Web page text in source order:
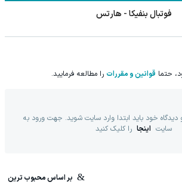
فوتبال بنفیکا - هارتس
حتما قوانین و مقررات را مطالعه فرمایید.
خود باید ابتدا وارد سایت شوید. جهت ورود به
سایت اینجا را کلیک کنید
بر اساس محبوب ترین